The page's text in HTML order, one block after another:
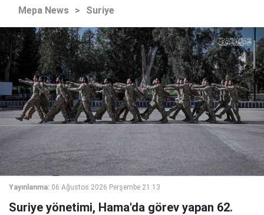
Mepa News > Suriye
Yayınlanma: 06 Ağustos 2026 Perşembe 21:13
Suriye yönetimi, Hama'da görev yapan 62.